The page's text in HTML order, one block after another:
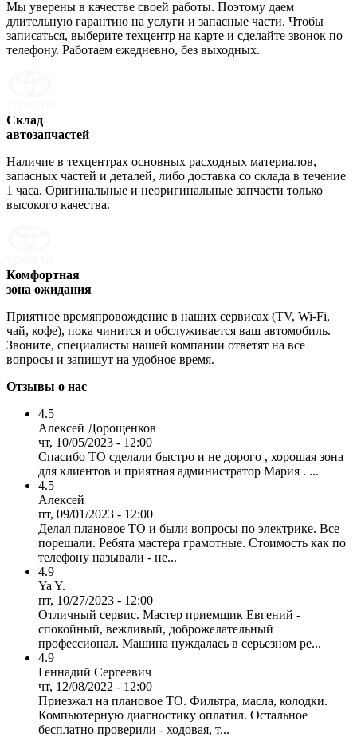
Мы уверены в качестве своей работы. Поэтому даем
длительную гарантию на услуги и запасные части. Чтобы
записаться, выберите техцентр на карте и сделайте звонок по
телефону. Работаем ежедневно, без выходных.
Склад
автозапчастей
Наличие в техцентрах основных расходных материалов,
запасных частей и деталей, либо доставка со склада в течение
1 часа. Оригинальные и неоригинальные запчасти только
высокого качества.
Комфортная
зона ожидания
Приятное времяпровождение в наших сервисах (TV, Wi-Fi,
чай, кофе), пока чинится и обслуживается ваш автомобиль.
Звоните, специалисты нашей компании ответят на все
вопросы и запишут на удобное время.
Отзывы о нас
4.5
Алексей Дорощенков
чт, 10/05/2023 - 12:00
Спасибо ТО сделали быстро и не дорого , хорошая зона
для клиентов и приятная администратор Мария . ...
4.5
Алексей
пт, 09/01/2023 - 12:00
Делал плановое ТО и были вопросы по электрике. Все
порешали. Ребята мастера грамотные. Стоимость как по
телефону называли - не...
4.9
Ya Y.
пт, 10/27/2023 - 12:00
Отличный сервис. Мастер приемщик Евгений -
спокойный, вежливый, доброжелательный
профессионал. Машина нуждалась в серьезном ре...
4.9
Геннадий Сергеевич
чт, 12/08/2022 - 12:00
Приезжал на плановое ТО. Фильтра, масла, колодки.
Компьютерную диагностику оплатил. Остальное
бесплатно проверили - ходовая, т...